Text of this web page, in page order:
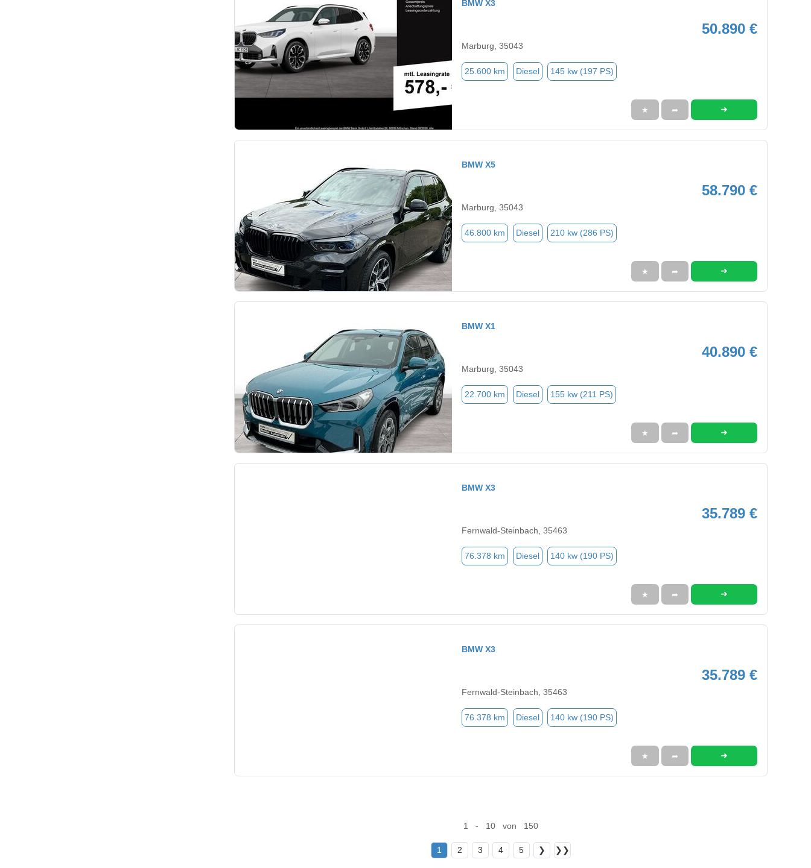
BMW X3
50.890 €
Marburg, 35043
25.600 km Diesel 145 kw (197 PS)
★ ➦ ➜
BMW X5
58.790 €
Marburg, 35043
46.800 km Diesel 210 kw (286 PS)
★ ➦ ➜
BMW X1
40.890 €
Marburg, 35043
22.700 km Diesel 155 kw (211 PS)
★ ➦ ➜
BMW X3
35.789 €
Fernwald-Steinbach, 35463
76.378 km Diesel 140 kw (190 PS)
★ ➦ ➜
BMW X3
35.789 €
Fernwald-Steinbach, 35463
76.378 km Diesel 140 kw (190 PS)
★ ➦ ➜
1 - 10 von 150
1 2 3 4 5 ❯ ❯❯